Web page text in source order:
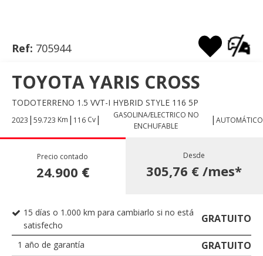
Ref: 705944
TOYOTA YARIS CROSS
TODOTERRENO 1.5 VVT-I HYBRID STYLE 116 5P
2023 | 59.723 Km | 116 Cv|
GASOLINA/ELECTRICO NO
ENCHUFABLE
| AUTOMÁTICO
Precio contado
24.900 €
Desde
305,76 € /mes*
15 días o 1.000 km para cambiarlo si no está
satisfecho
GRATUITO
1 año de garantía GRATUITO